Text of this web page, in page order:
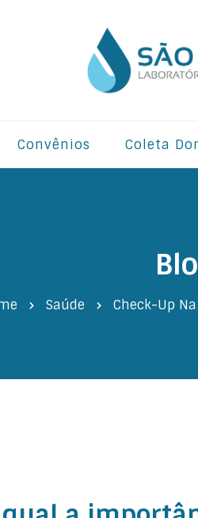
Convênios Coleta
Saúde Check-Up